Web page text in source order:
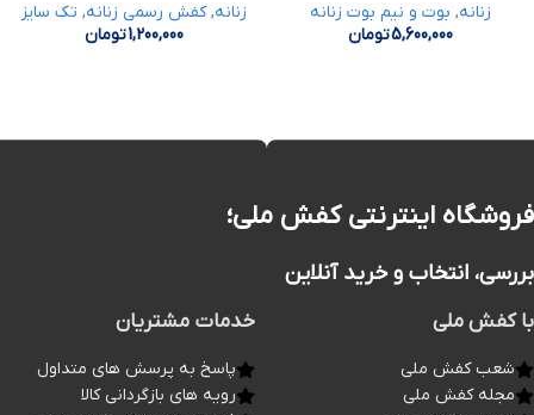
زنانه, بوت و نیم بوت زنانه
5,600,000تومان
زنانه,کفش رسمی زنانه, تک سایز
1,200,000تومان
فروشگاه اینترنتی کفش ملی؛
بررسی، انتخاب و خرید آنلاین
با کفش ملی
شعب کفش ملی
مجله کفش ملی
خدمات مشتریان
پاسخ به پرسش های متداول
رویه های بازگردانی کالا